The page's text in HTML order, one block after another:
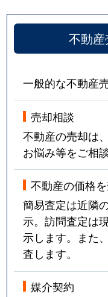
不動
一般的な不動産
売却相談
不動産の売却は
お悩み等をご相
不動産の価格
簡易査定は近隣
示。訪問査定は
示します。また
査します。
媒介契約